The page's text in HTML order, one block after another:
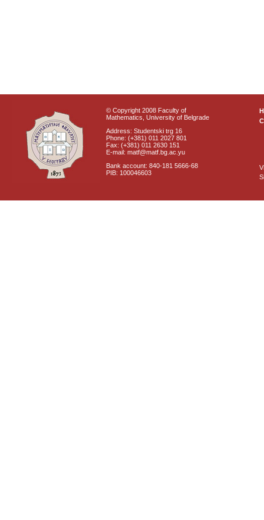
© Copyright 2008 Faculty of
Mathematics, University of Belgrade
Address: Studentski trg 16
Phone: (+381) 011 2027 801
Fax: (+381) 011 2630 151
E-mail: matf@matf.bg.ac.yu
Bank account: 840-181 5666-68
PIB: 100046603